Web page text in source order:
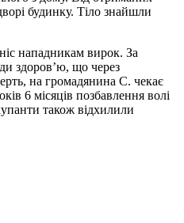
будинку. Тіло знайшли
нападникам вирок. За
здоров’ю, що через
на громадянина С. чекає
6 місяців позбавлення волі
також відхилили